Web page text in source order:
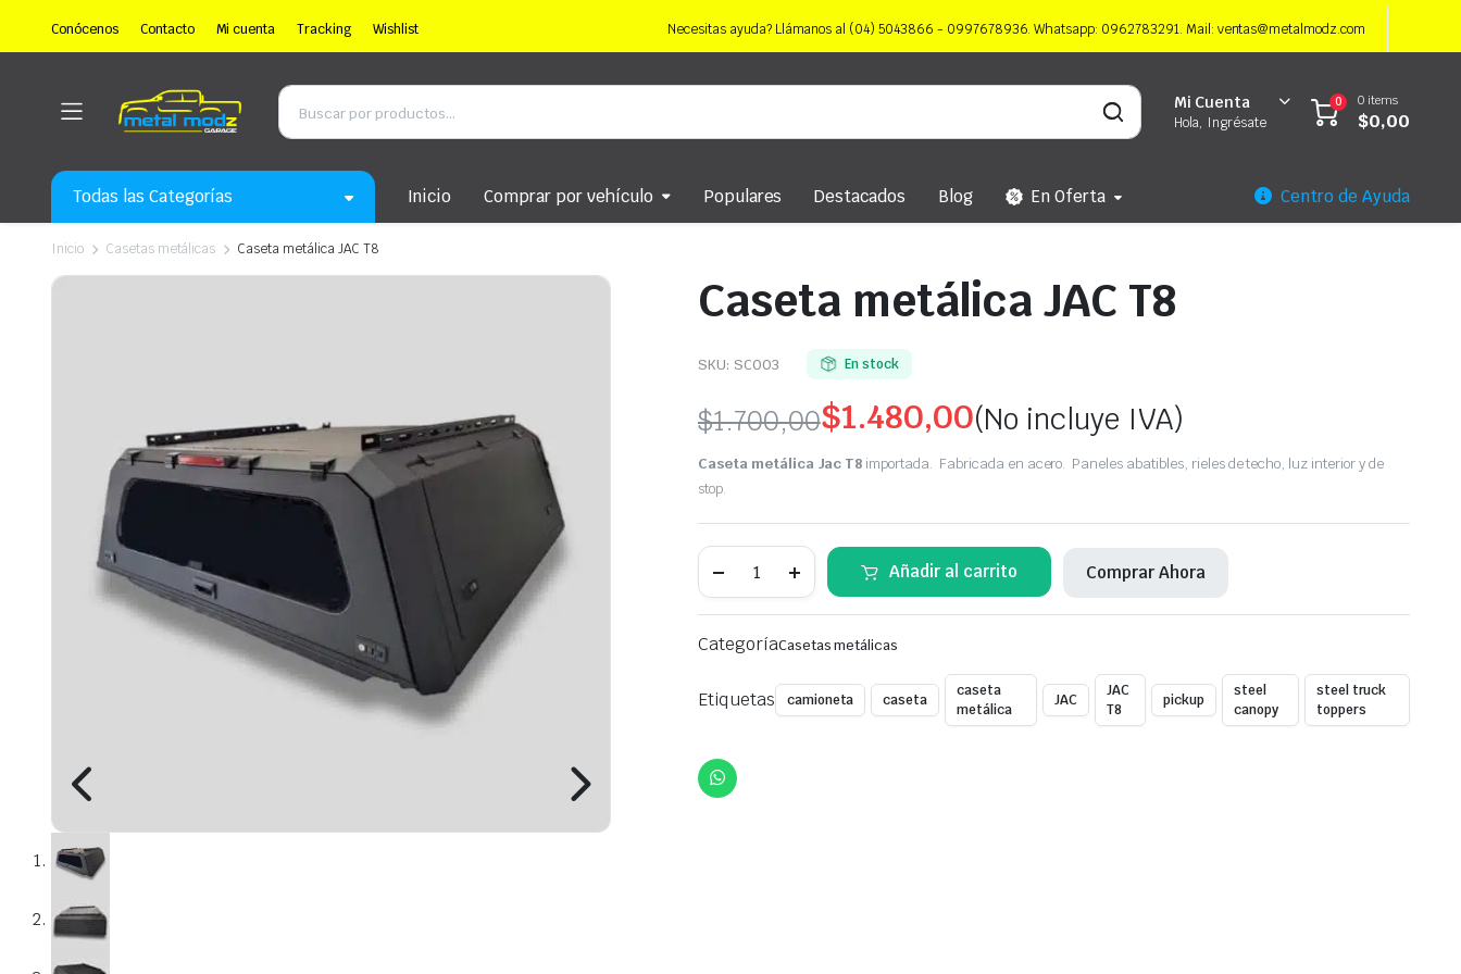
Conócenos Contacto Mi cuenta Tracking Wishlist Necesitas ayuda? Llámanos al (04) 5043866 - 0997678936. Whatsapp: 0962783291. Mail: ventas@metalmodz.com
Mi Cuenta
Hola, Ingrésate
0 0 items
$0,00
Todas las Categorías Inicio Comprar por vehículo Populares Destacados Blog En Oferta Centro de Ayuda
Inicio Casetas metálicas Caseta metálica JAC T8
Caseta metálica JAC T8
SKU: SC003 En stock
$1.700,00
Original
price
was:
$1.700,00.
$1.480,00
Current
price
is:
$1.480,00.
(No incluye IVA)
Caseta metálica Jac T8 importada. Fabricada en acero. Paneles abatibles, rieles de techo, luz interior y de
stop.
metálica
T8
Añadir al carrito Comprar Ahora
CategoríaCasetas metálicas
Etiquetas camioneta caseta
caseta
metálica
JAC
JAC
T8
pickup
steel
canopy
steel truck
toppers